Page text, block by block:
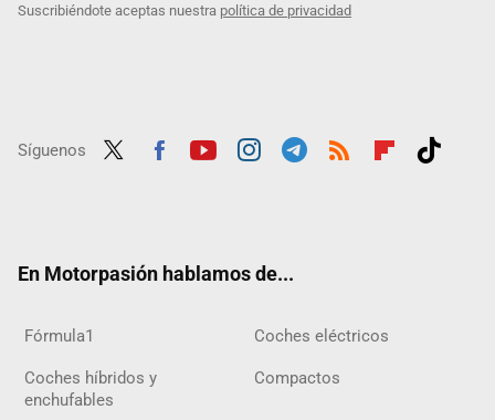
Suscribiéndote aceptas nuestra política de privacidad
Síguenos
En Motorpasión hablamos de...
Fórmula1 Coches eléctricos
Coches híbridos y
enchufables
Compactos